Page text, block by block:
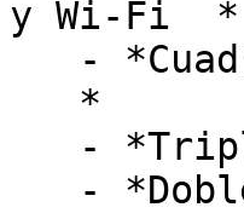
y Wi-Fi  *